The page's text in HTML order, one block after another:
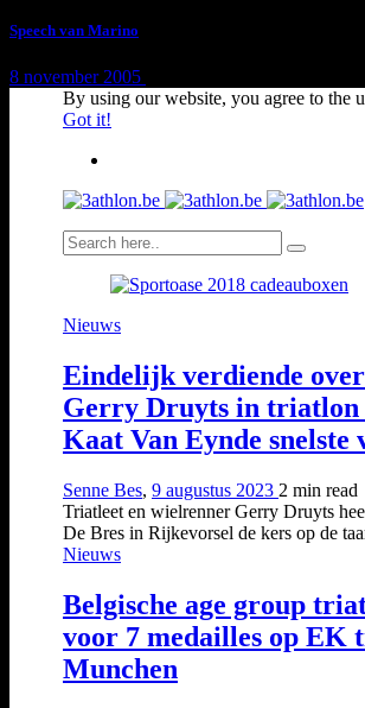
Speech van Marino
8 november 2005
By using our website, you agree to the
Got it!
Nieuws
Eindelijk verdiende
Gerry Druyts in triatlon
Kaat Van Eynde snelste
Senne Bes, 9 augustus 2023 2 min read
Triatleet en wielrenner Gerry Druyts
De Bres in Rijkevorsel de kers op de
Nieuws
Belgische age group
voor 7 medailles op EK
Munchen